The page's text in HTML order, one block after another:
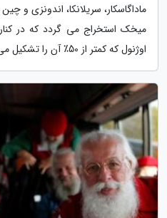
ماداگاسکار، سریلانکا، اندونزی و
اوژنول که کمتر از 50٪ آن را تشکیل می...